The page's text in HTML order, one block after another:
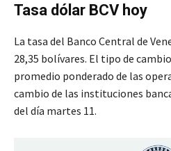
Tasa dólar BCV hoy
La tasa del Banco Central de
28,35 bolívares. El tipo de
promedio ponderado de las
cambio de las instituciones
del día martes 11.